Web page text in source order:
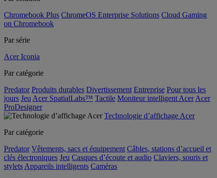
Chromebook Plus ChromeOS Enterprise Solutions Cloud Gaming
on Chromebook
Par série
Acer Iconia
Par catégorie
Predator Produits durables Divertissement Entreprise Pour tous les
jours Jeu Acer SpatialLabs™ Tactile Moniteur intelligent Acer Acer
ProDesigner
Technologie d’affichage Acer
Par catégorie
Predator Vêtements, sacs et équipement Câbles, stations d’accueil et
clés électroniques Jeu Casques d’écoute et audio Claviers, souris et
stylets Appareils intelligents Caméras